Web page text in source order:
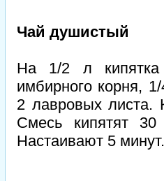
Чай душистый
На 1/2 л кипятка
имбирного корня,
2 лавровых листа.
Смесь кипятят 30
Настаивают 5 минут.